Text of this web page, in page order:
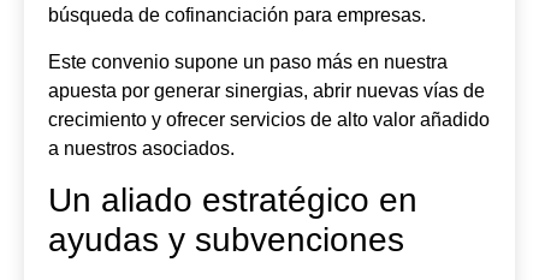
búsqueda de cofinanciación para empresas.
Este convenio supone un paso más en nuestra
apuesta por generar sinergias, abrir nuevas vías de
crecimiento y ofrecer servicios de alto valor añadido
a nuestros asociados.
Un aliado estratégico en
ayudas y subvenciones